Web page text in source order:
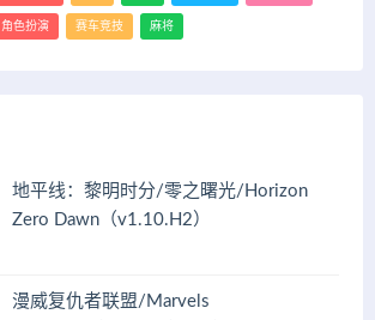
角色扮演 赛车竞技 麻将
地平线：黎明时分/零之曙光/Horizon
Zero Dawn（v1.10.H2）
漫威复仇者联盟/Marvels